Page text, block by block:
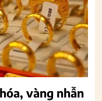
vàng nhẫn